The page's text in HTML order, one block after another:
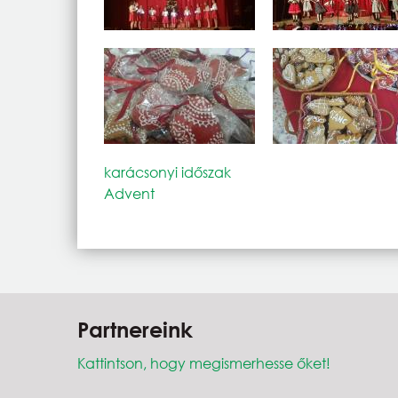
karácsonyi időszak
Advent
Partnereink
Kattintson, hogy megismerhesse őket!